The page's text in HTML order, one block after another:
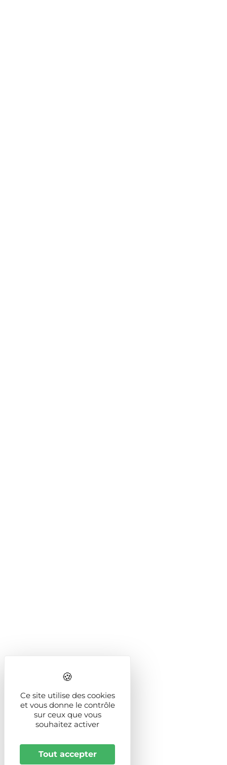
Ce site utilise des cookies
et vous donne le contrôle
sur ceux que vous
souhaitez activer
Tout accepter